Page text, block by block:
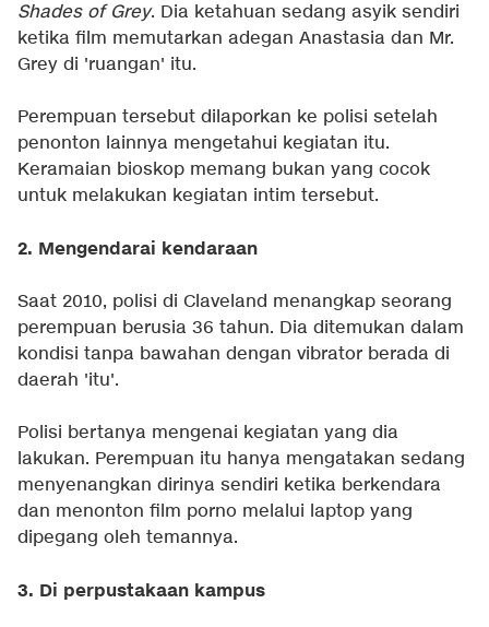
Shades of Grey. Dia ketahuan sedang asyik sendiri
ketika film memutarkan adegan Anastasia dan Mr.
Grey di 'ruangan' itu.
Perempuan tersebut dilaporkan ke polisi setelah
penonton lainnya mengetahui kegiatan itu.
Keramaian bioskop memang bukan yang cocok
untuk melakukan kegiatan intim tersebut.
2. Mengendarai kendaraan
Saat 2010, polisi di Claveland menangkap seorang
perempuan berusia 36 tahun. Dia ditemukan dalam
kondisi tanpa bawahan dengan vibrator berada di
daerah 'itu'.
Polisi bertanya mengenai kegiatan yang dia
lakukan. Perempuan itu hanya mengatakan sedang
menyenangkan dirinya sendiri ketika berkendara
dan menonton film porno melalui laptop yang
dipegang oleh temannya.
3. Di perpustakaan kampus